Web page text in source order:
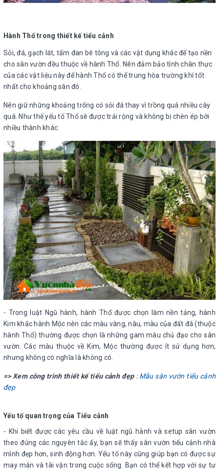
Hành Thổ trong thiết kế tiểu cảnh
Sỏi, đá, gạch lát, tấm đan bê tông và các vật dụng khác để tạo nền
cho sân vườn đều thuộc về hành Thổ. Nên đảm bảo tính chân thực
của các vật liệu này để hành Thổ có thể trung hòa trường khí tốt
nhất cho khoảng sân đó.
Nên giữ những khoảng trống có sỏi đá thay vì trồng quá nhiều cây
quá. Như thế yếu tố Thổ sẽ được trải rộng và không bị chèn ép bởi
nhiều thành khác.
- Trong luật Ngũ hành, hành Thổ được chọn làm nền tảng, hành
Kim khắc hành Mộc nên các màu vàng, nâu, màu của đất đá (thuộc
hành Thổ) thường được chọn là những gam màu chủ đạo cho sân
vườn. Các màu thuộc về Kim, Mộc thường được ít sử dụng hơn,
nhưng không có nghĩa là không có.
=> Xem công trình thiết kế tiểu cảnh đẹp:Mẫu sân vườn tiểu cảnh
đẹp
Yếu tố quan trọng của Tiểu cảnh
- Khi biết được các yêu cầu về luật ngũ hành và setup sân vườn
theo đúng các nguyên tắc ấy, bạn sẽ thấy sân vườn tiểu cảnh nhà
mình đẹp hơn, sinh động hơn. Yếu tố này cũng giúp bạn có được sự
may mắn và tài vận trong cuộc sống. Bạn có thể kết hợp với sự tư